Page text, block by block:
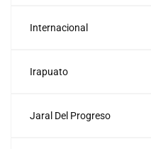
Internacional
Irapuato
Jaral Del Progreso